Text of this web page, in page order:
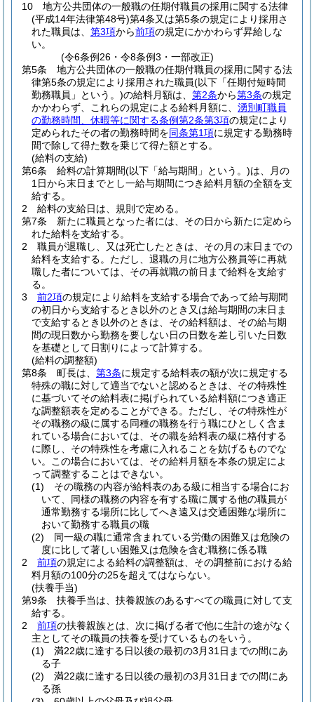
10
地方公共団体の一般職の任期付職員の採用に関する法律
(平成14年法律第48号)第4条又は第5条の規定により採用さ
れた職員は、 第3項から前項の規定にかかわらず昇給しな
い。
(令6条例26・令8条例3・一部改正)
第5条
地方公共団体の一般職の任期付職員の採用に関する法
律第5条の規定により採用された職員(以下「任期付短時間
勤務職員」という。)の給料月額は、 第2条から第3条の規定
かかわらず、これらの規定による給料月額に、 湧別町職員
の勤務時間、休暇等に関する条例第2条第3項の規定により
定められたその者の勤務時間を同条第1項に規定する勤務時
間で除して得た数を乗じて得た額とする。
(給料の支給)
第6条
給料の計算期間(以下「給与期間」という。)は、月の
1日から末日までとし一給与期間につき給料月額の全額を支
給する。
2
給料の支給日は、規則で定める。
第7条
新たに職員となった者には、その日から新たに定めら
れた給料を支給する。
2
職員が退職し、又は死亡したときは、その月の末日までの
給料を支給する。 ただし、退職の月に地方公務員等に再就
職した者については、その再就職の前日まで給料を支給す
る。
3
前2項の規定により給料を支給する場合であって給与期間
の初日から支給するとき以外のとき又は給与期間の末日ま
で支給するとき以外のときは、その給料額は、その給与期
間の現日数から勤務を要しない日の日数を差し引いた日数
を基礎として日割りによって計算する。
(給料の調整額)
第8条
町長は、 第3条に規定する給料表の額が次に規定する
特殊の職に対して適当でないと認めるときは、その特殊性
に基づいてその給料表に掲げられている給料額につき適正
な調整額表を定めることができる。 ただし、その特殊性が
その職務の級に属する同種の職務を行う職にひとしく含ま
れている場合においては、その職を給料表の級に格付する
に際し、その特殊性を考慮に入れることを妨げるものでな
い。
この場合においては、その給料月額を本条の規定によ
って調整することはできない。
(1)
その職務の内容が給料表のある級に相当する場合にお
いて、同様の職務の内容を有する職に属する他の職員が
通常勤務する場所に比してへき遠又は交通困難な場所に
おいて勤務する職員の職
(2)
同一級の職に通常含まれている労働の困難又は危険の
度に比して著しい困難又は危険を含む職務に係る職
2
前項の規定による給料の調整額は、その調整前における給
料月額の100分の25を超えてはならない。
(扶養手当)
第9条
扶養手当は、扶養親族のあるすべての職員に対して支
給する。
2
前項の扶養親族とは、次に掲げる者で他に生計の途がなく
主としてその職員の扶養を受けているものをいう。
(1)
満22歳に達する日以後の最初の3月31日までの間にあ
る子
(2)
満22歳に達する日以後の最初の3月31日までの間にあ
る孫